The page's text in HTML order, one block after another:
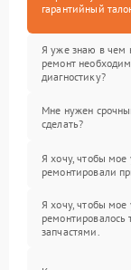
гарантийный
Я уже знаю в чем
ремонт
диагностику?
Мне нужен
сделать?
Я хочу, чтобы мое
ремонтировали
Я хочу, чтобы мое
ремонтировалось
запчастями.